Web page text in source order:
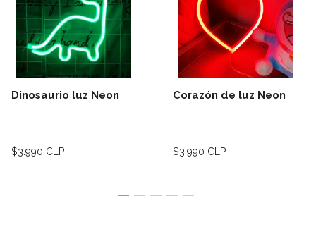
Dinosaurio luz Neon
$3.990 CLP
Corazón de luz Neon
$3.990 CLP